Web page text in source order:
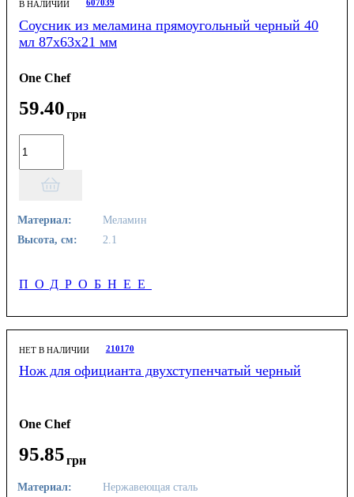
В НАЛИЧИИ 607039
Соусник из меламина прямоугольный черный 40
мл 87х63х21 мм
One Chef
59.40грн
Материал:
Меламин
Высота, см:
2.1
ПОДРОБНЕЕ
НЕТ В НАЛИЧИИ 210170
Нож для официанта двухступенчатый черный
One Chef
95.85грн
Материал: Нержавеющая сталь